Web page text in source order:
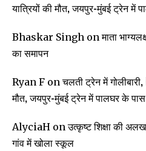
यात्रियों की मौत, जयपुर-मुंबई ट्रेन में
Bhaskar Singh onमाता
का समापन
Ryan F onचलती ट्रेन में
मौत, जयपुर-मुंबई ट्रेन में पालघर के
AlyciaH onउत्कृष्ट शिक्षा की
गांव में खोला स्कूल